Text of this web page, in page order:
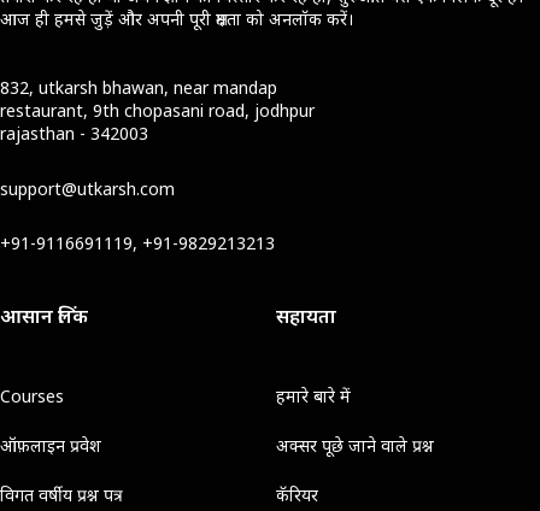
आज ही हमसे जुड़ें और अपनी पूरी क्षमता को अनलॉक करें।
832, utkarsh bhawan, near mandap
restaurant, 9th chopasani road, jodhpur
rajasthan - 342003
support@utkarsh.com
+91-9116691119, +91-9829213213
आसान लिंक
Courses
ऑफ़लाइन प्रवेश
विगत वर्षीय प्रश्न पत्र
सहायता
हमारे बारे में
अक्सर पूछे जाने वाले प्रश्न
कॅरियर